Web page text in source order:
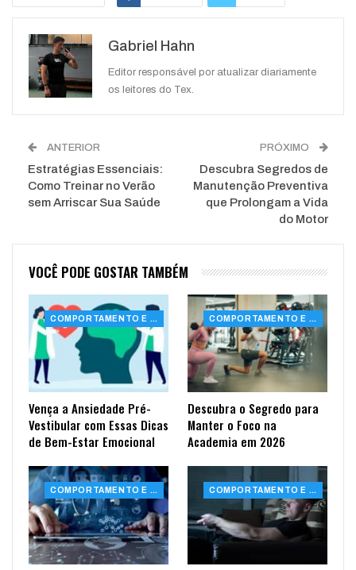
WhatsApp
Gabriel Hahn
Editor responsável por atualizar diariamente
os leitores do Tex.
ANTERIOR
Estratégias Essenciais:
Como Treinar no Verão
sem Arriscar Sua Saúde
PRÓXIMO
Descubra Segredos de
Manutenção Preventiva
que Prolongam a Vida
do Motor
VOCÊ PODE GOSTAR TAMBÉM
COMPORTAMENTO E SAÚDE
Vença a Ansiedade Pré-
Vestibular com Essas Dicas
de Bem-Estar Emocional
COMPORTAMENTO E SAÚDE
Descubra o Segredo para
Manter o Foco na
Academia em 2026
COMPORTAMENTO E SAÚDE COMPORTAMENTO E SAÚDE